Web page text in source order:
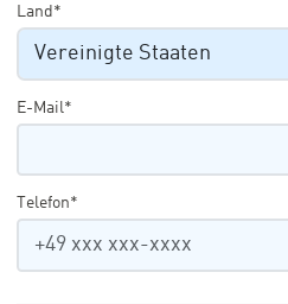
Land*
E-Mail*
Telefon*